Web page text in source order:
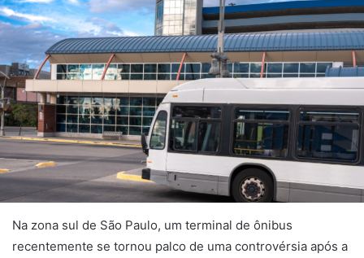
mail
Na zona sul de São Paulo, um terminal de ônibus
recentemente se tornou palco de uma controvérsia após a